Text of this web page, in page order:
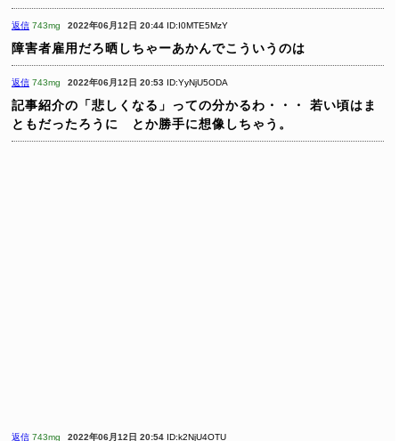
返信 743mg 2022年06月12日 20:44 ID:I0MTE5MzY
障害者雇用だろ晒しちゃーあかんでこういうのは
返信 743mg 2022年06月12日 20:53 ID:YyNjU5ODA
記事紹介の「悲しくなる」っての分かるわ・・・
若い頃はま
ともだったろうに とか勝手に想像しちゃう。
返信 743mg 2022年06月12日 20:54 ID:k2NjU4OTU